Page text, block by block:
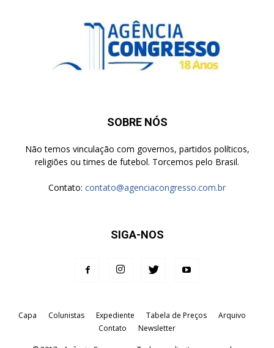
SOBRE NÓS
Não temos vinculação com governos, partidos políticos,
religiões ou times de futebol. Torcemos pelo Brasil.
Contato: contato@agenciacongresso.com.br
SIGA-NOS
Capa Colunistas Expediente Tabela de Preços
Arquivo
Contato
Newsletter